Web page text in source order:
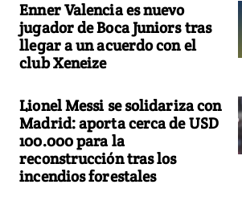
Enner Valencia es nuevo
jugador de Boca Juniors tras
llegar a un acuerdo con el
club Xeneize
Lionel Messi se solidariza con
Madrid: aporta cerca de USD
100.000 para la
reconstrucción tras los
incendios forestales